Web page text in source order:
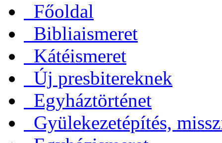
Főoldal
Bibliaismeret
Kátéismeret
Új presbitereknek
Egyháztörténet
Gyülekezetépítés,